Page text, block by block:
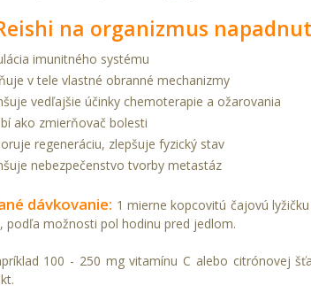
na organizmus
imunitného systému
v tele vlastné obranné mechanizmy
vedľajšie účinky chemoterapie a ožarovania
ako zmierňovač bolesti
regeneráciu, zlepšuje fyzický stav
nebezpečenstvo tvorby metastáz
dávkovanie: 1 mierne kopcovitú čajovú
podľa možnosti pol hodinu pred jedlom.
100 - 250 mg vitamínu C alebo citrónovej